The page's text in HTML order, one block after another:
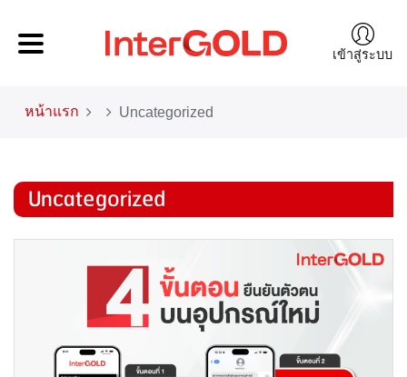
เข้าสู่ระบบ
หน้าแรก Uncategorized
Uncategorized